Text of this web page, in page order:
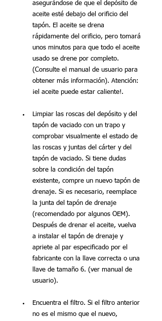
asegurándose de que el depósito de
aceite esté debajo del orificio del
tapón. El aceite se drena
rápidamente del orificio, pero tomará
unos minutos para que todo el aceite
usado se drene por completo.
(Consulte el manual de usuario para
obtener más información). Atención:
¡el aceite puede estar caliente!.
Limpiar las roscas del depósito y del
tapón de vaciado con un trapo y
comprobar visualmente el estado de
las roscas y juntas del cárter y del
tapón de vaciado. Si tiene dudas
sobre la condición del tapón
existente, compre un nuevo tapón de
drenaje. Si es necesario, reemplace
la junta del tapón de drenaje
(recomendado por algunos OEM).
Después de drenar el aceite, vuelva
a instalar el tapón de drenaje y
apriete al par especificado por el
fabricante con la llave correcta o una
llave de tamaño 6. (ver manual de
usuario).
Encuentra el filtro. Si el filtro anterior
no es el mismo que el nuevo,